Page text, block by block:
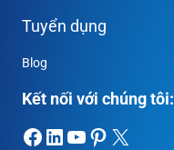
Tuyển dụng
Blog
Kết nối với chúng tôi:
Facebook
LinkedIn
Youtube
Pinterest
X